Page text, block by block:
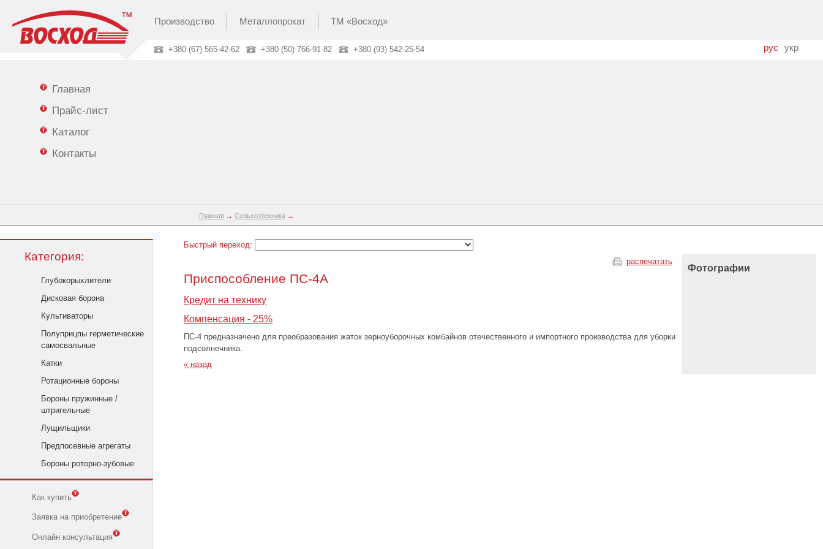
Производство Металлопрокат ТМ «Восход»
рус укр
+380 (67) 565-42-62 +380 (50) 766-91-82 +380 (93) 542-25-54
Главная
Прайс-лист
Каталог
Контакты
Главная → Сельхозтехника →
Категория:
Глубокорыхлители
Дисковая борона
Культиваторы
Полуприцпы герметические
самосвальные
Катки
Ротационные бороны
Бороны пружинные /
штригельные
Лущильщики
Предпосевные агрегаты
Бороны роторно-зубовые
Как купить
Заявка на приобретение
Онлайн консультация
Быстрый переход:
распечатать
Приспособление ПС-4А
Кредит на технику
Компенсация - 25%
ПС-4 предназначено для преобразования жаток зерноуборочных комбайнов отечественного и импортного производства для уборки
подсолнечника.
« назад
Фотографии